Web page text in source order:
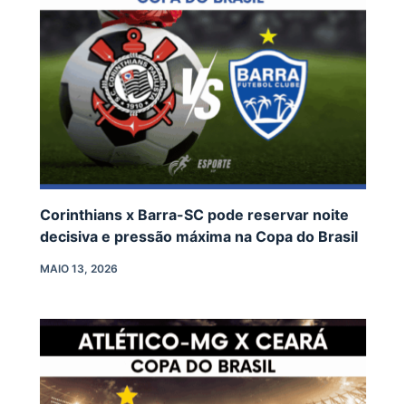
Corinthians x Barra-SC pode reservar noite
decisiva e pressão máxima na Copa do Brasil
MAIO 13, 2026